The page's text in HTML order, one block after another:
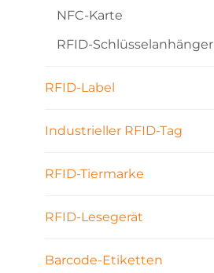
NFC-Karte
RFID-Schlüsselanhänger
RFID-Label
Industrieller RFID-Tag
RFID-Tiermarke
RFID-Lesegerät
Barcode-Etiketten